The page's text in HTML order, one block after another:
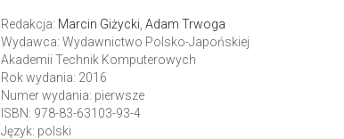
Redakcja: Marcin Giżycki ,Adam Trwoga
Wydawca: Wydawnictwo Polsko-Japońskiej
Akademii Technik Komputerowych
Rok wydania: 2016
Numer wydania: pierwsze
ISBN: 978-83-63103-93-4
Język: polski